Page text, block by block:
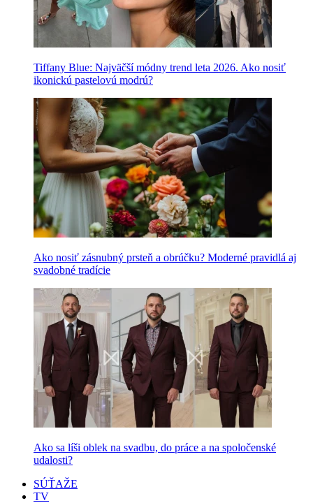
Tiffany Blue: Najväčší módny trend leta 2026. Ako nosiť
ikonickú pastelovú modrú?
Ako nosiť zásnubný prsteň a obrúčku? Moderné pravidlá aj
svadobné tradície
Ako sa líši oblek na svadbu, do práce a na spoločenské
udalosti?
SÚŤAŽE
TV